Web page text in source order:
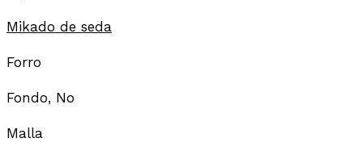
Mikado de seda
Forro
Fondo, No
Malla